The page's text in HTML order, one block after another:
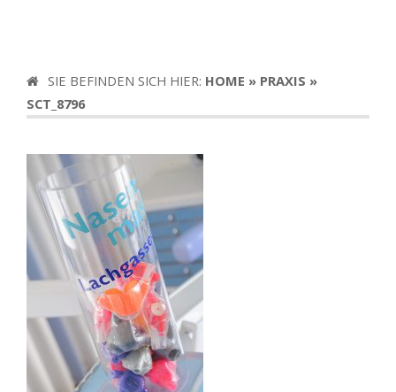
SIE BEFINDEN SICH HIER: HOME » PRAXIS »
SCT_8796